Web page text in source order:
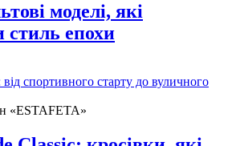
моделі, які
стиль епохи
від спортивного старту до вуличного
«ESTAFETA»